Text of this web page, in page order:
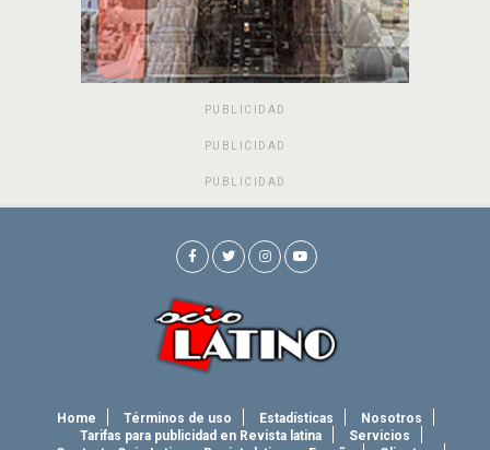
PUBLICIDAD
PUBLICIDAD
PUBLICIDAD
Home Términos de uso Estadísticas
Nosotros
Tarifas para publicidad en Revista latina
Servicios